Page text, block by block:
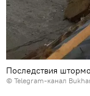
Последствия
© Telegram-канал